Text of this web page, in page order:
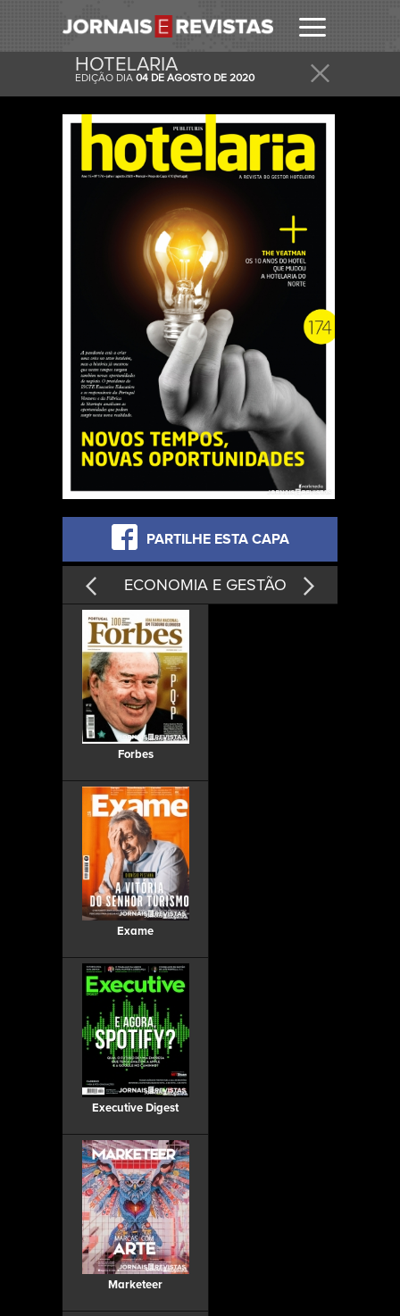
HOTELARIA
EDIÇÃO DIA 04 DE AGOSTO DE 2020
RECEBER
RECEBA ESTA E OUTRAS CAPAS NO SEU EMAIL
PARTILHE ESTA CAPA
ECONOMIA E GESTÃO
Forbes
Exame
Executive Digest
Marketeer